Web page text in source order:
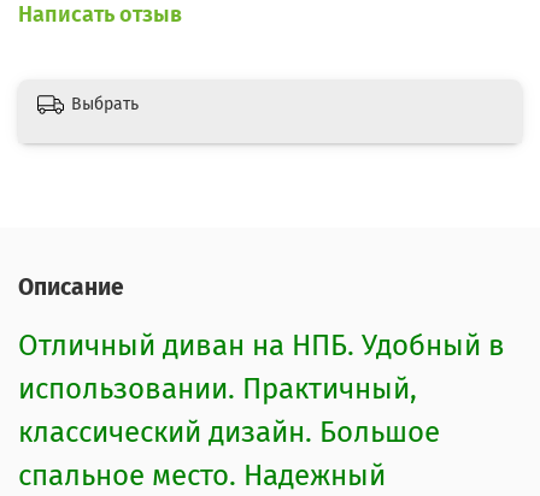
Написать отзыв
Выбрать
Описание
Отличный диван на НПБ. Удобный в
использовании. Практичный,
классический дизайн. Большое
спальное место. Надежный